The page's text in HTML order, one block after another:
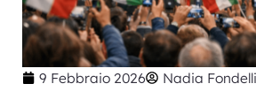
9 Febbraio 2026 Nadia Fondelli